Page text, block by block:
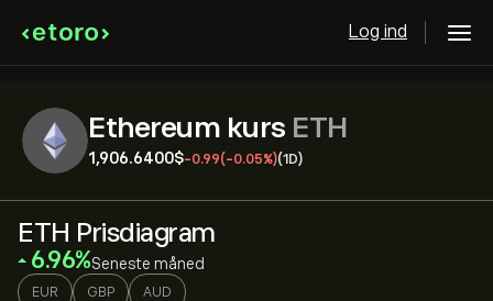
Log ind
Ethereum kurs ETH
1,906.6400‎$‎-0.99(-0.05%)(1D)
ETH Prisdiagram
‎6.96‎ Seneste måned
EUR GBP AUD